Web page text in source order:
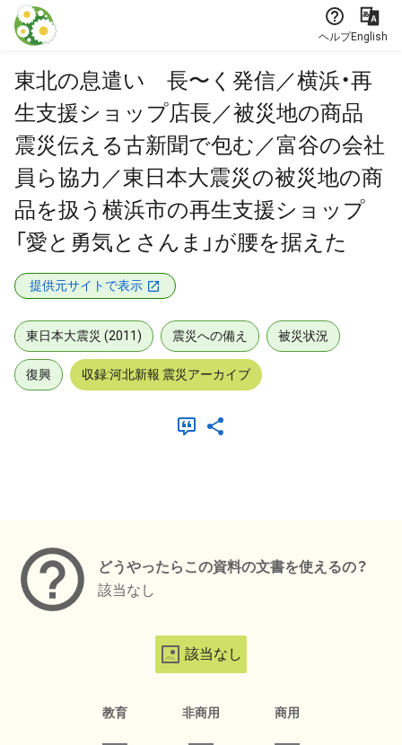
本文に飛ぶ
ヘルプEnglish
東北の息遣い 長〜く発信／横浜・再
生支援ショップ店長／被災地の商品
震災伝える古新聞で包む／富谷の会社
員ら協力／東日本大震災の被災地の商
品を扱う横浜市の再生支援ショップ
「愛と勇気とさんま」が腰を据えた
提供元サイトで表示
東日本大震災 (2011) 震災への備え 被災状況
復興 収録:河北新報 震災アーカイブ
どうやったらこの資料の文書を使えるの？
該当なし
該当なし
教育 非商用 商用